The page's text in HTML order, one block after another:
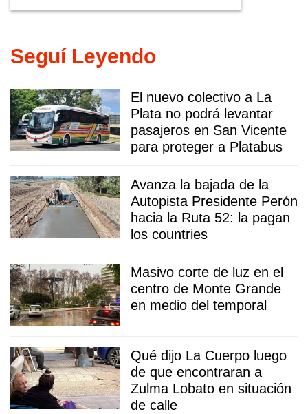
Seguí Leyendo
El nuevo colectivo a La
Plata no podrá levantar
pasajeros en San Vicente
para proteger a Platabus
Avanza la bajada de la
Autopista Presidente Perón
hacia la Ruta 52: la pagan
los countries
Masivo corte de luz en el
centro de Monte Grande
en medio del temporal
Qué dijo La Cuerpo luego
de que encontraran a
Zulma Lobato en situación
de calle